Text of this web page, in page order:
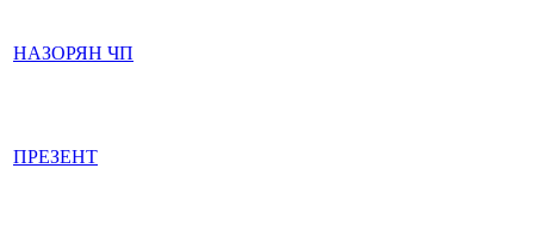
НАЗОРЯН ЧП
ПРЕЗЕНТ